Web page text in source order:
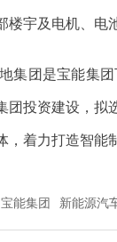
楼宇及电机、电
集团是宝能集
团投资建设，拟
，着力打造智能
宝能集团 新能源汽